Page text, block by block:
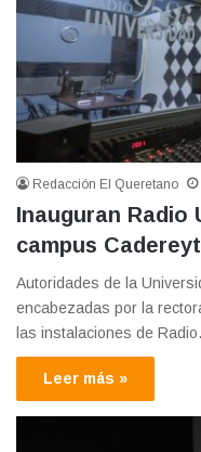
Redacción El Queretano
Inauguran Radio
campus
Autoridades de la
encabezadas por la
las instalaciones de
Leer más »